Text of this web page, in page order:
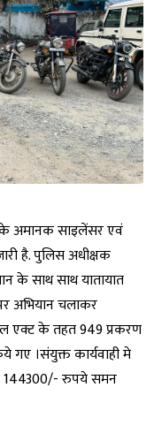
के अमानक साइलेंसर एवं
है. पुलिस अधीक्षक
के साथ साथ यातायात
अभियान चलाकर
एक्ट के तहत 949 प्रकरण
।संयुक्त कार्यवाही मे
रुपये समन